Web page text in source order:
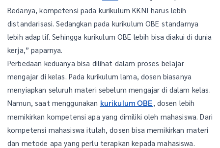
Bedanya, kompetensi pada kurikulum KKNI harus lebih
distandarisasi. Sedangkan pada kurikulum OBE standarnya
lebih adaptif. Sehingga kurikulum OBE lebih bisa diakui di dunia
kerja,” paparnya.
Perbedaan keduanya bisa dilihat dalam proses belajar
mengajar di kelas. Pada kurikulum lama, dosen biasanya
menyiapkan seluruh materi sebelum mengajar di dalam kelas.
Namun, saat menggunakan kurikulum OBE, dosen lebih
memikirkan kompetensi apa yang dimiliki oleh mahasiswa. Dari
kompetensi mahasiswa itulah, dosen bisa memikirkan materi
dan metode apa yang perlu terapkan kepada mahasiswa.